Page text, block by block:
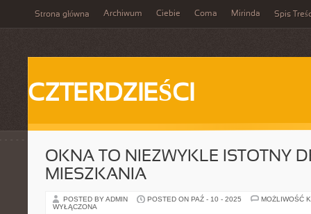
Strona główna Archiwum Ciebie Coma Mirinda Spis
CZTERDZIEŚCI
OKNA TO NIEZWYKLE ISTOTNY
MIESZKANIA
POSTED BY ADMIN POSTED ON PAŹ - 10 - 2025
MOŻLIWOŚĆ
WYŁĄCZONA